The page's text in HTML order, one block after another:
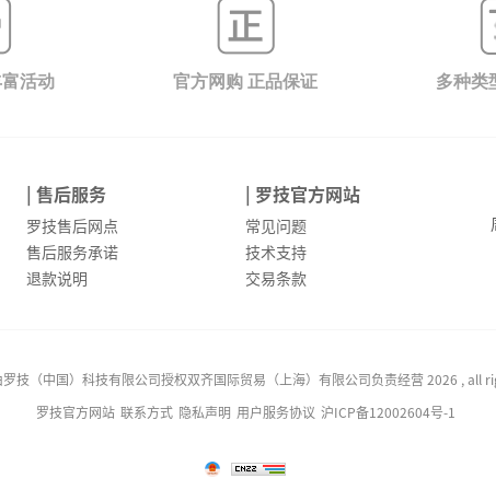
活动 官方网购 正品保证 多种类
| 售后服务
罗技售后网点
售后服务承诺
退款说明
| 罗技官方网站
常见问题
技术支持
交易条款
技（中国）科技有限公司授权双齐国际贸易（上海）有限公司负责经营 2026 , all
罗技官方网站 联系方式 隐私声明 用户服务协议 沪ICP备12002604号-1